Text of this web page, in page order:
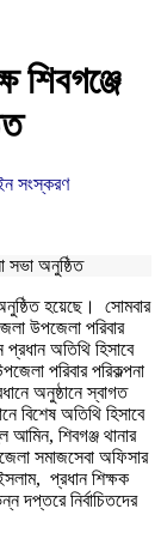
শিবগঞ্জে
সংস্করণ
হয়েছে। সোমবার
উপজেলা পরিবার
অতিথি হিসাবে
পরিবার পরিকল্পনা
অনুষ্ঠানে স্বাগত
বিশেষ অতিথি হিসাবে
শিবগঞ্জ থানার
সমাজসেবা অফিসার
প্রধান শিক্ষক
দপ্তরে নির্বাচিতদের